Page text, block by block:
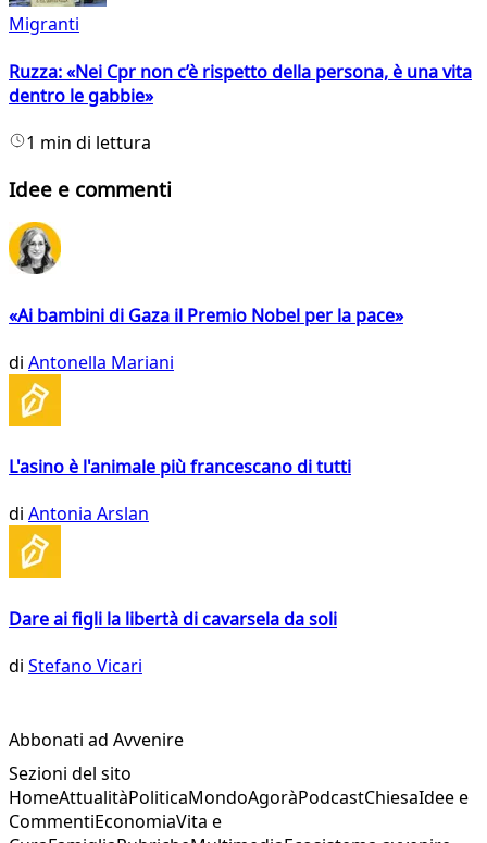
Migranti
Ruzza: «Nei Cpr non c’è rispetto della persona, è una vita
dentro le gabbie»
1 min di lettura
Idee e commenti
«Ai bambini di Gaza il Premio Nobel per la pace»
di Antonella Mariani
L'asino è l'animale più francescano di tutti
di Antonia Arslan
Dare ai figli la libertà di cavarsela da soli
di Stefano Vicari
Abbonati ad Avvenire
Sezioni del sito
HomeAttualitàPoliticaMondoAgoràPodcastChiesaIdee e
CommentiEconomiaVita e